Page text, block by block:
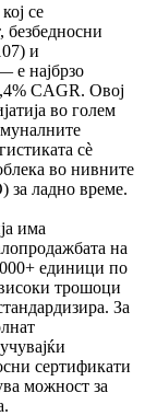
се
безбедносни
и
е најбрзо
CAGR. Овој
во голем
сè
во нивните
за ладно време.
има
на
единици по
трошоци
За
сертификати
можност за